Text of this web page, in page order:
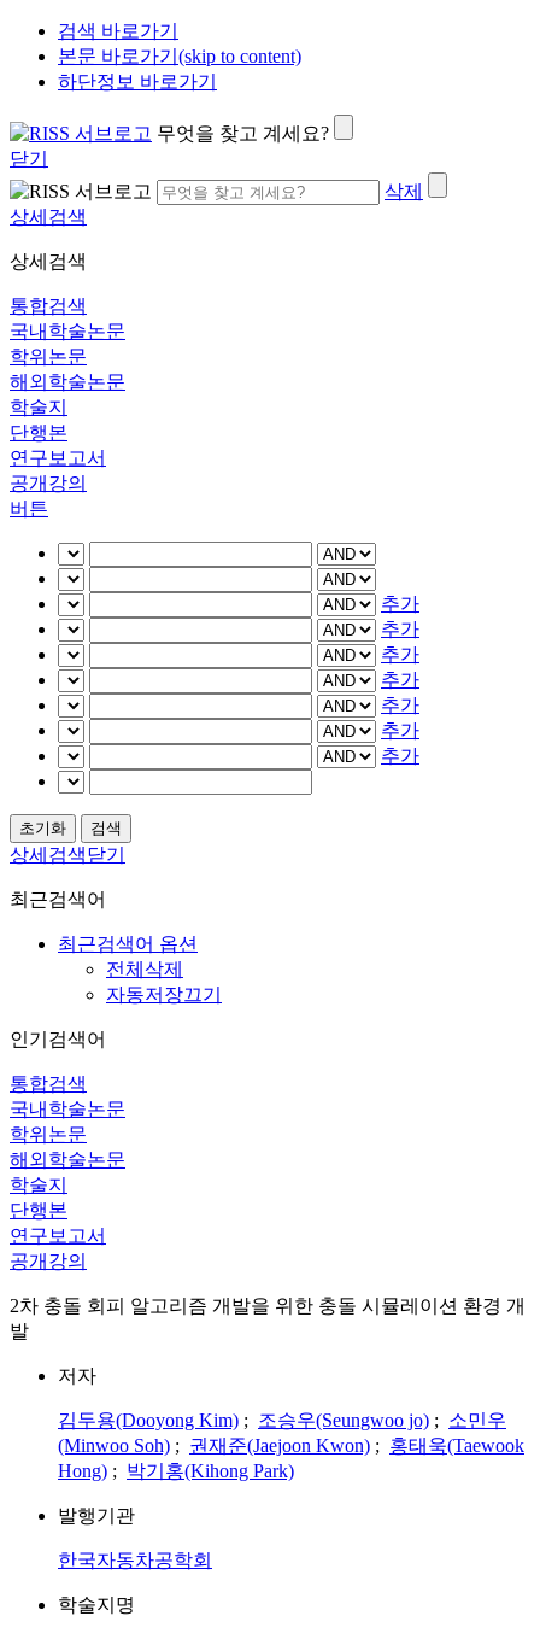
검색 바로가기
본문 바로가기(skip to content)
하단정보 바로가기
무엇을 찾고 계세요?
닫기
삭제
상세검색
상세검색
통합검색
국내학술논문
학위논문
해외학술논문
학술지
단행본
연구보고서
공개강의
버튼
추가
추가
추가
추가
추가
추가
추가
상세검색닫기
최근검색어
최근검색어 옵션
전체삭제
자동저장끄기
인기검색어
통합검색
국내학술논문
학위논문
해외학술논문
학술지
단행본
연구보고서
공개강의
2차 충돌 회피 알고리즘 개발을 위한 충돌 시뮬레이션 환경 개
발
저자
김두용(Dooyong Kim) ; 조승우(Seungwoo jo) ; 소민우
(Minwoo Soh) ; 권재준(Jaejoon Kwon) ; 홍태욱(Taewook
Hong) ; 박기홍(Kihong Park)
발행기관
한국자동차공학회
학술지명